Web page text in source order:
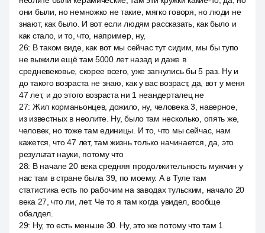
они были, но немножко не такие, мягко говоря, но люди не
знают, как было. И вот если людям рассказать, как было и
как стало, и то, что, например, ну,
26: В таком виде, как вот мы сейчас тут сидим, мы бы тупо
не выжили ещё там 5000 лет назад и даже в
средневековье, скорее всего, уже загнулись бы 5 раз. Ну и
до такого возраста не знаю, как у вас возраст, да, вот у меня
47 лет, и до этого возраста ни 1 неандерталец не
27: Жил корманьонцев, дожило, ну, человека 3, наверное,
из известных в неолите. Ну, было там несколько, опять же,
человек, но тоже там единицы. И то, что мы сейчас, нам
кажется, что 47 лет, там жизнь только начинается, да, это
результат науки, потому что
28: В начале 20 века средняя продолжительность мужчин у
нас там в стране была 39, по моему. А в Туле там
статистика есть по рабочим на заводах тульским, начало 20
века 27, что ли, лет. Че то я там когда увидел, вообще
обалдел.
29: Ну, то есть меньше 30. Ну, это же потому что там 1